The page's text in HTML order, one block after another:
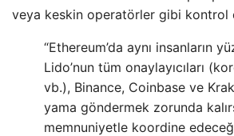
veya keskin operatörler gibi kontrol
“Ethereum’da aynı insanların
Lido’nun tüm onaylayıcıları
vb.), Binance, Coinbase ve
yama göndermek zorunda
memnuniyetle koordine